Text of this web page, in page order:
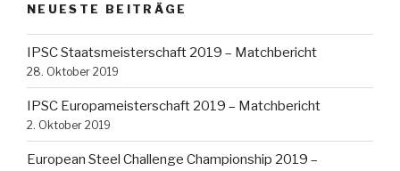
NEUESTE BEITRÄGE
IPSC Staatsmeisterschaft 2019 – Matchbericht
28. Oktober 2019
IPSC Europameisterschaft 2019 – Matchbericht
2. Oktober 2019
European Steel Challenge Championship 2019 –